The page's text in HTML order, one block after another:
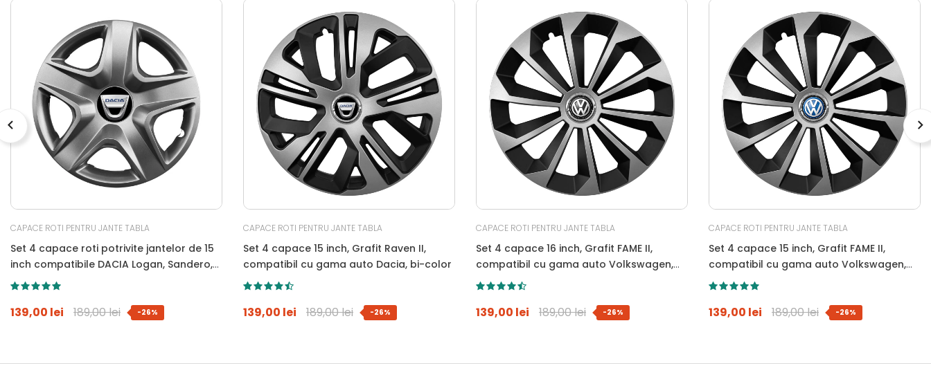
CAPACE ROTI PENTRU JANTE TABLA
Set 4 capace roti potrivite jantelor de 15
inch compatibile DACIA Logan, Sandero,
Duster, Dokker, Model-340
139,00 lei 189,00 lei -26%
CAPACE ROTI PENTRU JANTE TABLA
Set 4 capace 15 inch, Grafit Raven II,
compatibil cu gama auto Dacia, bi-color
139,00 lei 189,00 lei -26%
CAPACE ROTI PENTRU JANTE TABLA
Set 4 capace 16 inch, Grafit FAME II,
compatibil cu gama auto Volkswagen,
bi-color
139,00 lei 189,00 lei -26%
CAPACE ROTI PENTRU JANTE TABLA
Set 4 capace 15 inch, Grafit FAME II,
compatibil cu gama auto Volkswagen,
bi-color, Sigla Albastra
139,00 lei 189,00 lei -26%